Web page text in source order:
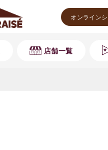
オンライン
店舗一覧